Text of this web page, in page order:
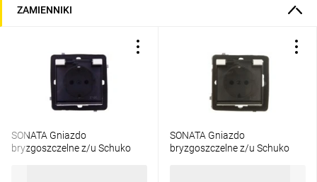
ZAMIENNIKI
SONATA Gniazdo
bryzgoszczelne z/u Schuko
SONATA Gniazdo
bryzgoszczelne z/u Schuko